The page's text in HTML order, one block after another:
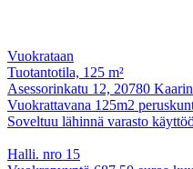
Vuokrataan
Tuotantotila, 125 m²
Asessorinkatu 12, 20780
Vuokrattavana 125m2
Soveltuu lähinnä varasto
Halli. nro 15